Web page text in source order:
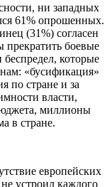
ни западных
61% опрошенных.
(31%) согласен
прекратить боевые
беспредел, которые
«бусификация»
по стране и за
власти,
миллионы
в стране.
европейских
устроил каждого